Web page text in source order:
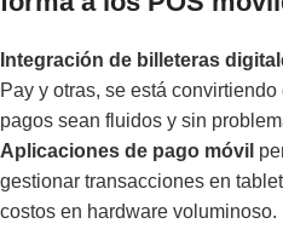
Integración de billeteras
Pay y otras, se está
pagos sean fluidos y sin
Aplicaciones de pago móvil
gestionar transacciones en
costos en hardware voluminoso.